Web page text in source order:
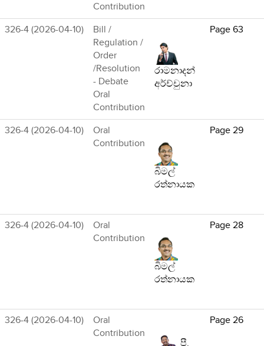
Contribution
326-4 (2026-04-10)
Bill /
Regulation /
Order
/Resolution
- Debate
Oral
Contribution
රාමනාදන්
අර්ච්චුනා
Page 63
326-4 (2026-04-10)
Oral
Contribution
බිමල්
රත්නායක
Page 29
326-4 (2026-04-10)
Oral
Contribution
බිමල්
රත්නායක
Page 28
326-4 (2026-04-10)
Oral
Contribution
පී.
Page 26